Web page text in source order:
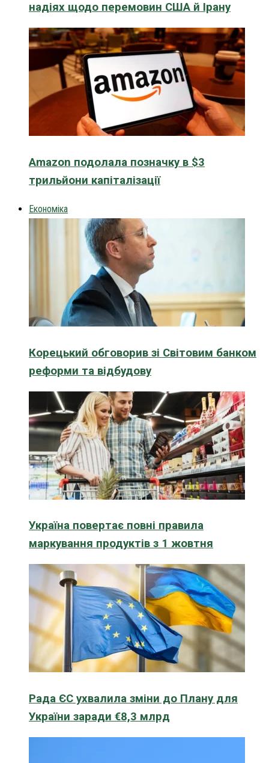
надіях щодо перемовин США й Ірану
Amazon подолала позначку в $3
трильйони капіталізації
Економіка
Корецький обговорив зі Світовим банком
реформи та відбудову
Україна повертає повні правила
маркування продуктів з 1 жовтня
Рада ЄС ухвалила зміни до Плану для
України заради €8,3 млрд